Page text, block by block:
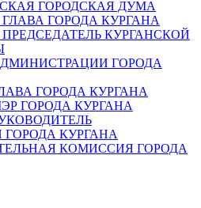
ГОРОДСКАЯ ДУМА
ГОРОДА КУРГАНА
КУРГАНСКОЙ
ГОРОДА
ГОРОДА КУРГАНА
ГОРОДА КУРГАНА
КУРГАНА
КОМИССИЯ ГОРОДА